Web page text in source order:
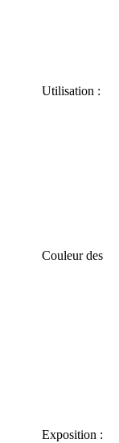
Utilisation :
Couleur des
Exposition :